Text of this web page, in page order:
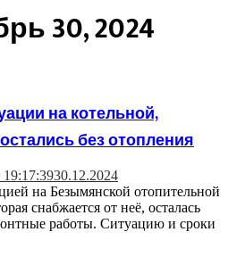
30, 2024
на котельной,
без отопления
19:17:3930.12.2024
на Безымянской отопительной
снабжается от неё, осталась
работы. Ситуацию и сроки